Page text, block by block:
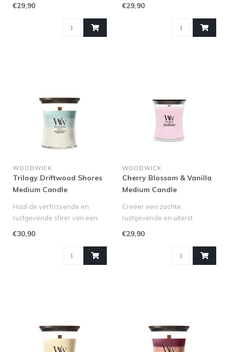
€29,90 €29,90
WOODWICK
Trilogy Driftwood Shores
Medium Candle
Haal de verfrissende en
rustgevende sfeer van een
€30,90
WOODWICK
Cherry Blossom & Vanilla
Medium Candle
Creëer een zachte,
rustgevende en uiterst
€29,90